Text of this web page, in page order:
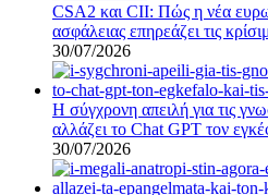
CSA2 και CII: Πώς η νέα
ασφάλειας επηρεάζει τις
30/07/2026
Η σύγχρονη απειλή για τις
αλλάζει το Chat GPT τον
30/07/2026